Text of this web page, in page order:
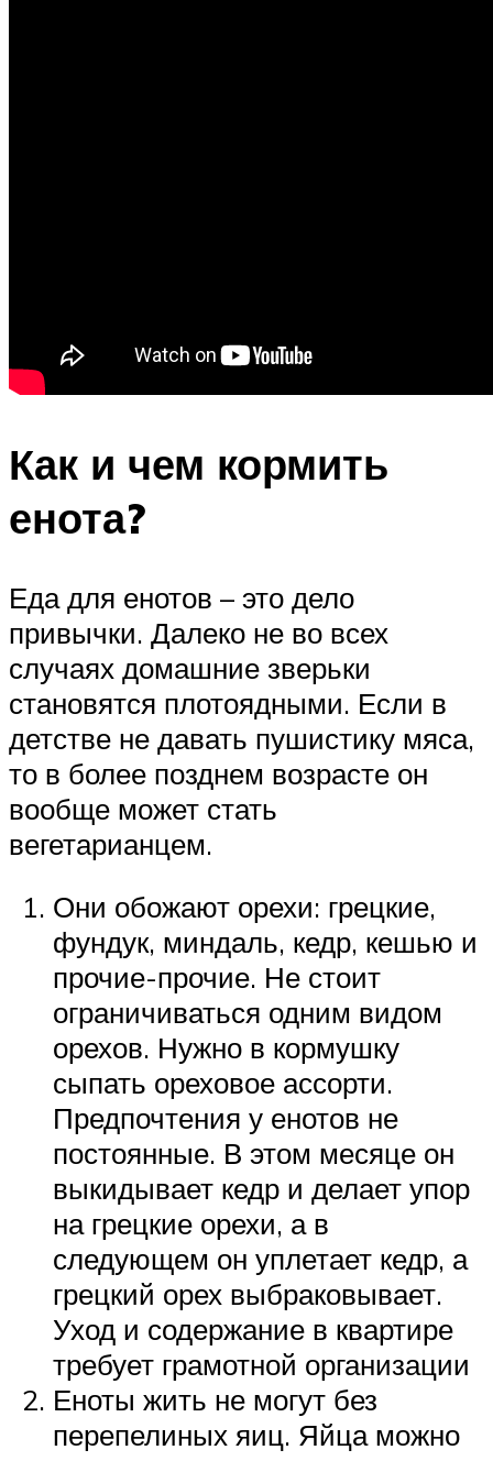
Как и чем кормить
енота?
Еда для енотов – это дело
привычки. Далеко не во всех
случаях домашние зверьки
становятся плотоядными. Если в
детстве не давать пушистику мяса,
то в более позднем возрасте он
вообще может стать
вегетарианцем.
Они обожают орехи: грецкие,
фундук, миндаль, кедр, кешью и
прочие-прочие. Не стоит
ограничиваться одним видом
орехов. Нужно в кормушку
сыпать ореховое ассорти.
Предпочтения у енотов не
постоянные. В этом месяце он
выкидывает кедр и делает упор
на грецкие орехи, а в
следующем он уплетает кедр, а
грецкий орех выбраковывает.
Уход и содержание в квартире
требует грамотной организации
Еноты жить не могут без
перепелиных яиц. Яйца можно